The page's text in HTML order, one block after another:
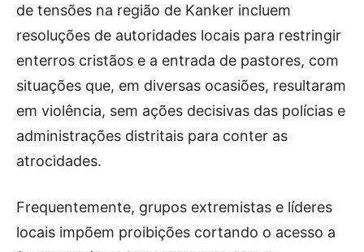
de tensões na região de Kanker incluem
resoluções de autoridades locais para restringir
enterros cristãos e a entrada de pastores, com
situações que, em diversas ocasiões, resultaram
em violência, sem ações decisivas das polícias e
administrações distritais para conter as
atrocidades.
Frequentemente, grupos extremistas e líderes
locais impõem proibições cortando o acesso a